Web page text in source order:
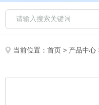
当前位置：首页 > 产品中心